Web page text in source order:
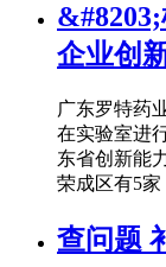
企业创
广东罗特药
在实验室进
东省创新能
荣成区有5
查问题